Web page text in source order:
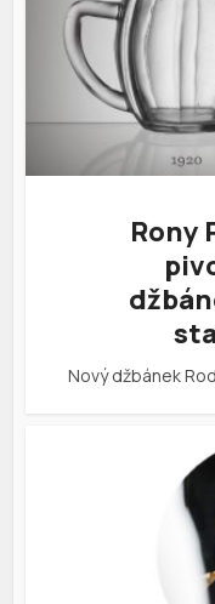
Rony
Nový džbánek